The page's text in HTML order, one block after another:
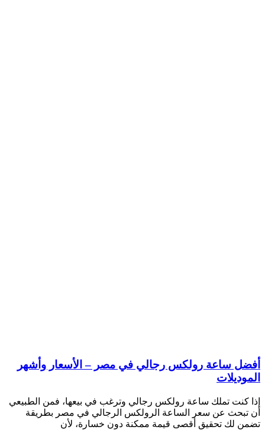
أفضل ساعة رولكس رجالي في مصر – الأسعار وأشهر
الموديلات
إذا كنت تملك ساعة رولكس رجالي وترغب في بيعها، فمن الطبيعي
أن تبحث عن سعر الساعة الرولكس الرجالي في مصر بطريقة
تضمن لك تحقيق أقصى قيمة ممكنة دون خسارة، لأن